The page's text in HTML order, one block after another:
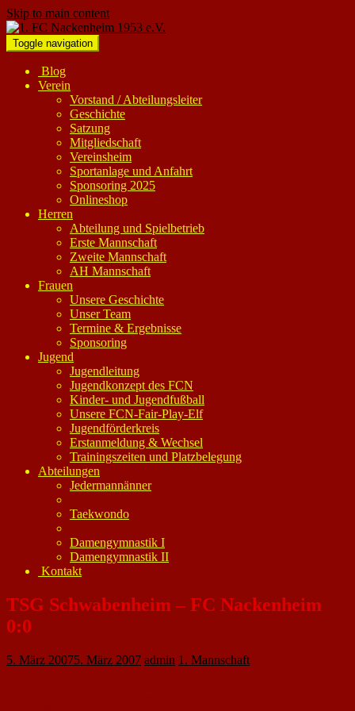
Skip to main content
Toggle navigation
Blog
Verein
Vorstand / Abteilungsleiter
Geschichte
Satzung
Mitgliedschaft
Vereinsheim
Sportanlage und Anfahrt
Sponsoring 2025
Onlineshop
Herren
Abteilung und Spielbetrieb
Erste Mannschaft
Zweite Mannschaft
AH Mannschaft
Frauen
Unsere Geschichte
Unser Team
Termine & Ergebnisse
Sponsoring
Jugend
Jugendleitung
Jugendkonzept des FCN
Kinder- und Jugendfußball
Unsere FCN-Fair-Play-Elf
Jugendförderkreis
Erstanmeldung & Wechsel
Trainingszeiten und Platzbelegung
Abteilungen
Jedermannänner
Taekwondo
Damengymnastik I
Damengymnastik II
Kontakt
TSG Schwabenheim – FC Nackenheim
0:0
5. März 20075. März 2007 admin 1. Mannschaft